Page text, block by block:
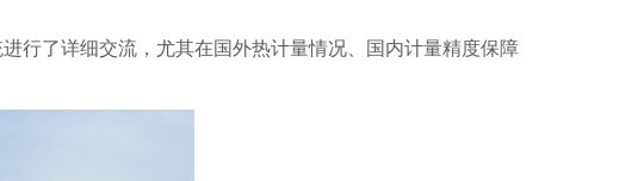
行了详细交流，尤其在国外热计量情况、国内计量精度保障